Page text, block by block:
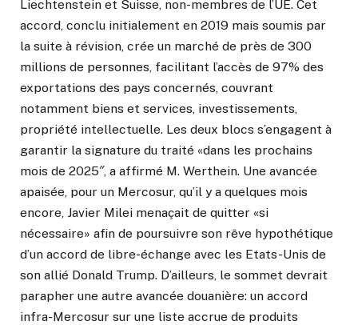
Liechtenstein et Suisse, non-membres de l’UE. Cet
accord, conclu initialement en 2019 mais soumis par
la suite à révision, crée un marché de près de 300
millions de personnes, facilitant l’accès de 97% des
exportations des pays concernés, couvrant
notamment biens et services, investissements,
propriété intellectuelle. Les deux blocs s’engagent à
garantir la signature du traité «dans les prochains
mois de 2025″, a affirmé M. Werthein. Une avancée
apaisée, pour un Mercosur, qu’il y a quelques mois
encore, Javier Milei menaçait de quitter «si
nécessaire» afin de poursuivre son rêve hypothétique
d’un accord de libre-échange avec les Etats-Unis de
son allié Donald Trump. D’ailleurs, le sommet devrait
parapher une autre avancée douanière: un accord
infra-Mercosur sur une liste accrue de produits